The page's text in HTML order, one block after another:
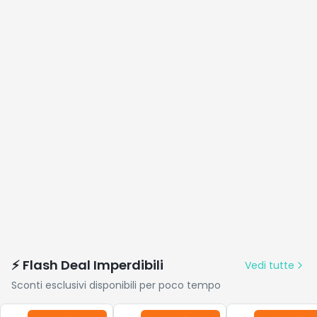
⚡ Flash Deal Imperdibili
Vedi tutte
Sconti esclusivi disponibili per poco tempo